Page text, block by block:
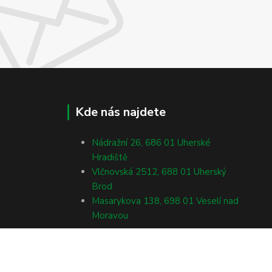
Kde nás najdete
Nádražní 26, 686 01 Uherské
Hradiště
Vlčnovská 2512, 688 01 Uherský
Brod
Masarykova 138, 698 01 Veselí nad
Moravou